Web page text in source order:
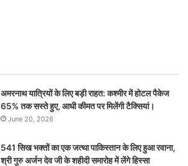
अमरनाथ यात्रियों के लिए बड़ी राहत: कश्मीर में होटल पैकेज
65% तक सस्ते हुए, आधी कीमत पर मिलेंगी टैक्सियां।
June 20, 2026
541 सिख भक्तों का एक जत्था पाकिस्तान के लिए हुआ रवाना,
श्री गुरु अर्जन देव जी के शहीदी समारोह में लेंगे हिस्सा